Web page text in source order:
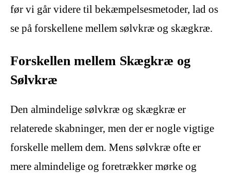
før vi går videre til bekæmpelsesmetoder, lad os
se på forskellene mellem sølvkræ og skægkræ.
Forskellen mellem Skægkræ og
Sølvkræ
Den almindelige sølvkræ og skægkræ er
relaterede skabninger, men der er nogle vigtige
forskelle mellem dem. Mens sølvkræ ofte er
mere almindelige og foretrækker mørke og